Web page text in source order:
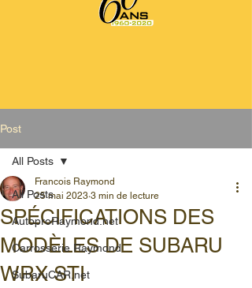
Post
All Posts
AutoproRaymond.net
Carrosserie Raymond
SubaruCAR.net
All Posts
SPÉCIFICATIONS DES
MODÈLES DE SUBARU
WRX STI
Francois Raymond
25 mai 2023 3 min de lecture